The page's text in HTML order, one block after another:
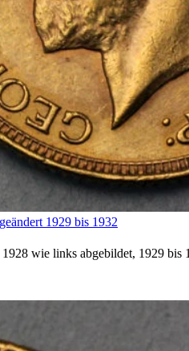
1929 bis 1932
wie links abgebildet, 1929 bis